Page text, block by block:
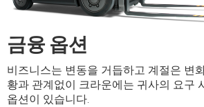
금융 옵션
비즈니스는 변동을 거듭하고 계절은 변
황과 관계없이 크라운에는 귀사의 요구
옵션이 있습니다.